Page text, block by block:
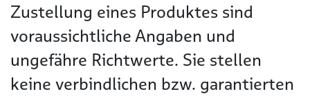
Zustellung eines Produktes sind
voraussichtliche Angaben und
ungefähre Richtwerte. Sie stellen
keine verbindlichen bzw. garantierten